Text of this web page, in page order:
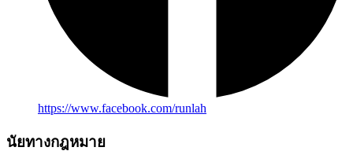
https://www.facebook.com/runlah
นัยทางกฎหมาย